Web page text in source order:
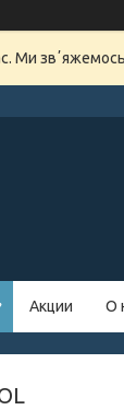
Ми
Акции О